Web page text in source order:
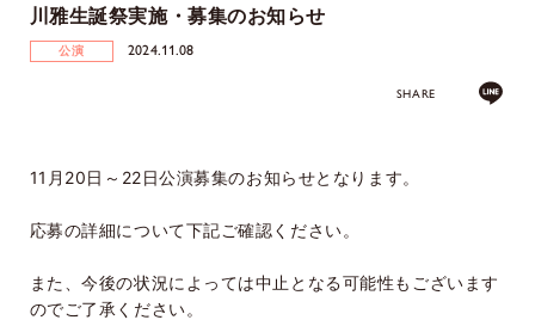
川雅生誕祭実施・募集のお知らせ
公演 2024.11.08
SHARE
11 月 20日～ 22日公演募集のお知らせとなります。
応募の詳細について下記ご確認ください。
また、今後の状況によっては中止となる可能性もございます
のでご了承ください。